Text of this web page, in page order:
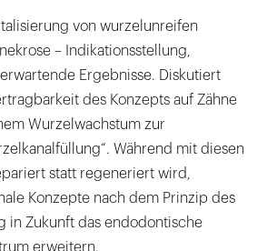
von wurzelunreifen
– Indikationsstellung,
Ergebnisse. Diskutiert
des Konzepts auf Zähne
Wurzelwachstum zur
Während mit diesen
statt regeneriert wird,
Konzepte nach dem Prinzip des
in Zukunft das endodontische
erweitern.